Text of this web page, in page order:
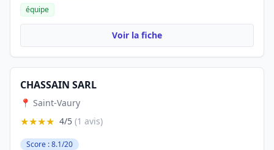
équipe
Voir la fiche
CHASSAIN SARL
📍 Saint-Vaury
★★★★ 4/5 (1 avis)
Score : 8.1/20